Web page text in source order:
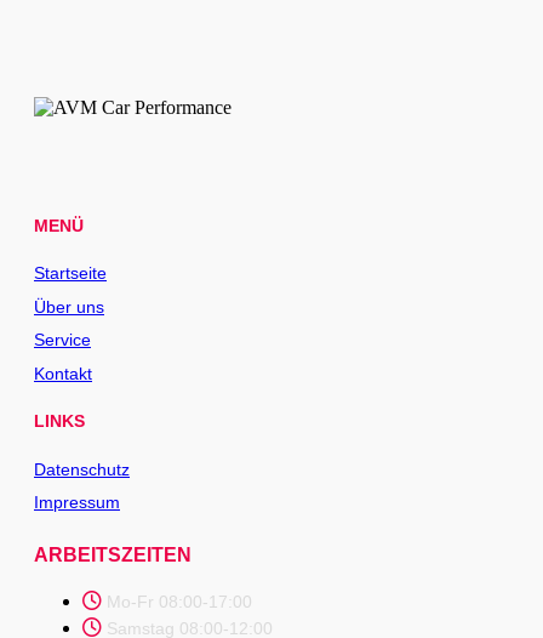
MENÜ
Startseite
Über uns
Service
Kontakt
LINKS
Datenschutz
Impressum
ARBEITSZEITEN
Mo-Fr 08:00-17:00
Samstag 08:00-12:00